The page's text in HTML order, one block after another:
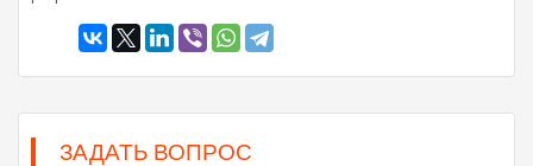
ЗАДАТЬ ВОПРОС